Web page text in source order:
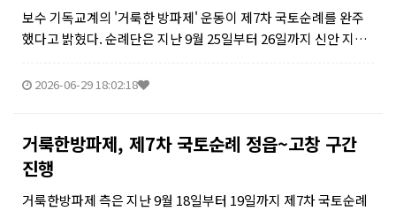
보수 기독교계의 '거룩한 방파제' 운동이 제7차 국토순례를 완주
했다고 밝혔다. 순례단은 지난 9월 25일부터 26일까지 신안 지역
무안농협을 출발해 20km를 걸어 지도버스터미널에 도착했다. 다
2026-06-29 18:02:18
거룩한방파제, 제7차 국토순례 정읍~고창 구간
진행
거룩한방파제 측은 지난 9월 18일부터 19일까지 제7차 국토순례